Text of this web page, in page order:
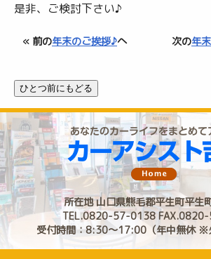
是非、ご検討下さい♪
« 前の年末のご挨拶♪へ 次の年
所在地 山口県熊毛郡平生町平生
TEL.0820-57-0138
受付時間：8:30〜17:00（年中無休 ※